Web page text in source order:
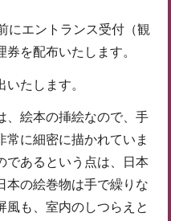
にエントランス受付（観
を配布いたします。
たします。
、絵本の挿絵なので、手
常に細密に描かれていま
であるという点は、日本
本の絵巻物は手で繰りな
風も、室内のしつらえと